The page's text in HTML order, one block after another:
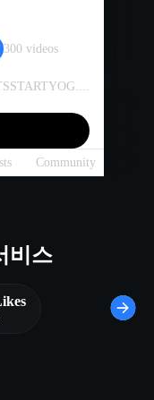
300videos
Community
비스